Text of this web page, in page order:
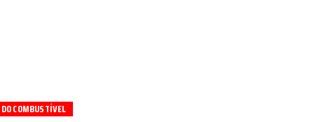
DO COMBUSTÍVEL